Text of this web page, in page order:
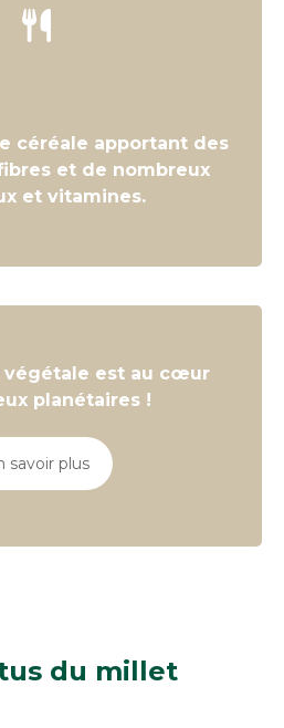
céréale apportant des
et de nombreux
et vitamines.
végétale est au cœur
planétaires !
savoir plus
du millet